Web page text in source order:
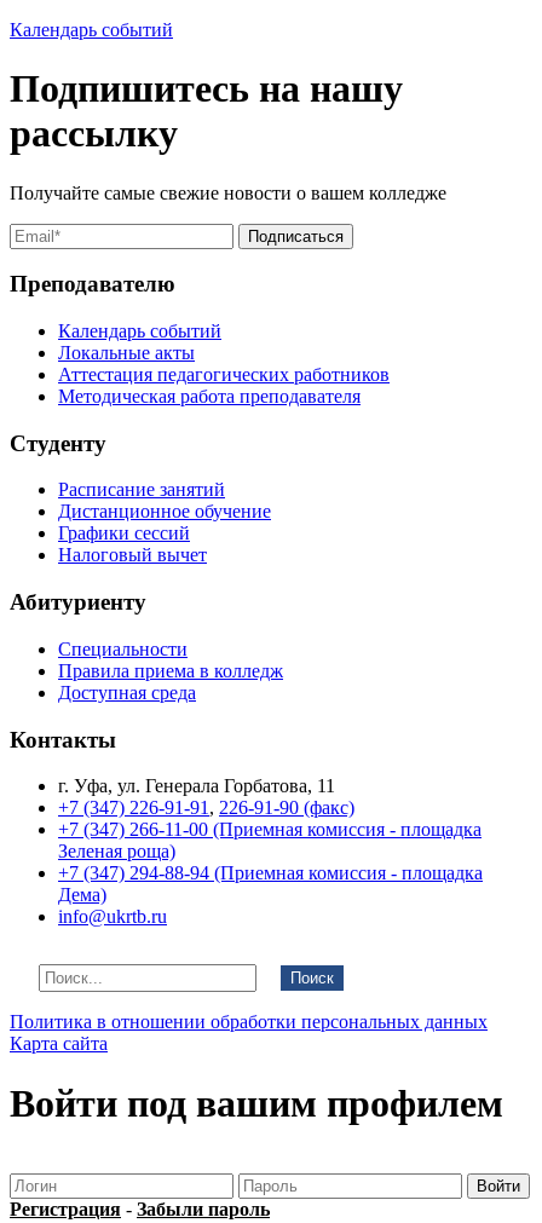
Календарь событий
Подпишитесь на нашу
рассылку
Получайте самые свежие новости о вашем колледже
Преподавателю
Календарь событий
Локальные акты
Аттестация педагогических работников
Методическая работа преподавателя
Студенту
Расписание занятий
Дистанционное обучение
Графики сессий
Налоговый вычет
Абитуриенту
Специальности
Правила приема в колледж
Доступная среда
Контакты
г. Уфа, ул. Генерала Горбатова, 11
+7 (347) 226-91-91 , 226-91-90 (факс)
+7 (347) 266-11-00 (Приемная комиссия - площадка
Зеленая роща)
+7 (347) 294-88-94 (Приемная комиссия - площадка
Дема)
info@ukrtb.ru
Поиск
Политика в отношении обработки персональных данных
Карта сайта
Войти под вашим профилем
Регистрация - Забыли пароль